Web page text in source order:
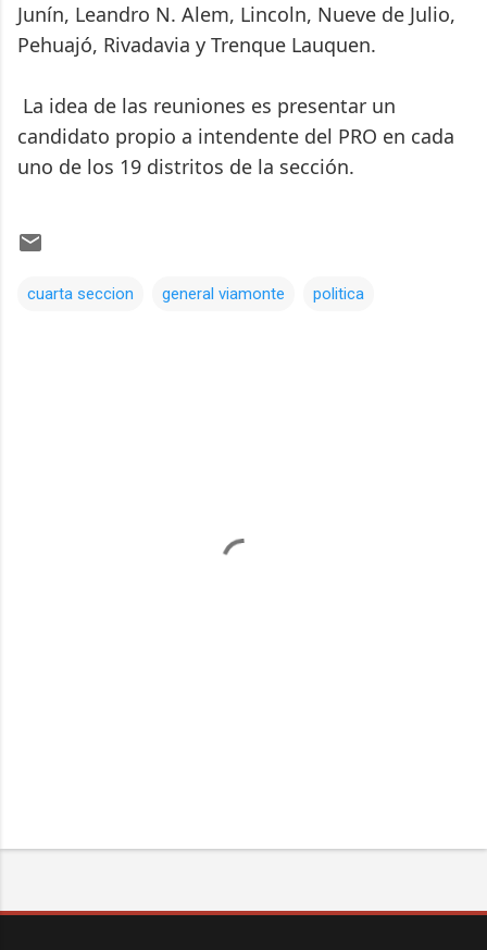
Junín, Leandro N. Alem, Lincoln, Nueve de Julio,
Pehuajó, Rivadavia y Trenque Lauquen.
La idea de las reuniones es presentar un
candidato propio a intendente del PRO en cada
uno de los 19 distritos de la sección.
cuarta seccion general viamonte politica